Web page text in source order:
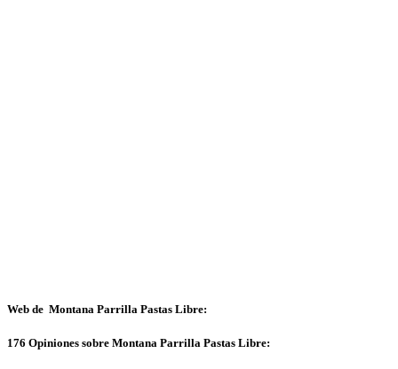
Web de Montana Parrilla Pastas Libre:
176 Opiniones sobre Montana Parrilla Pastas Libre: